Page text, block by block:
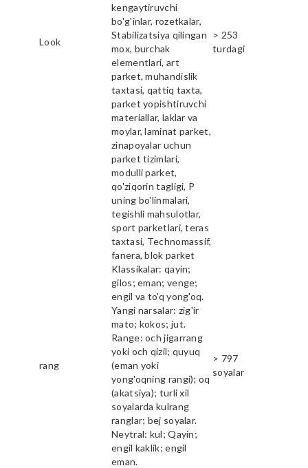
Look
kengaytiruvchi
bo'g'inlar, rozetkalar,
Stabilizatsiya qilingan
mox, burchak
elementlari, art
parket, muhandislik
taxtasi, qattiq taxta,
parket yopishtiruvchi
materiallar, laklar va
moylar, laminat parket,
zinapoyalar uchun
parket tizimlari,
modulli parket,
qo'ziqorin tagligi, P
uning bo'linmalari,
tegishli mahsulotlar,
sport parketlari, teras
taxtasi, Technomassif,
fanera, blok parket
> 253
turdagi
rang
Klassikalar: qayin;
gilos; eman; venge;
engil va to'q yong'oq.
Yangi narsalar: zig'ir
mato; kokos; jut.
Range: och jigarrang
yoki och qizil; quyuq
(eman yoki
yong'oqning rangi); oq
(akatsiya); turli xil
soyalarda kulrang
ranglar; bej soyalar.
Neytral: kul; Qayin;
engil kaklik; engil
eman.
> 797
soyalar